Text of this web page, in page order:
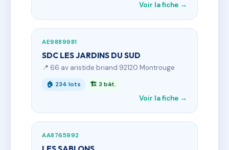
Voir la fiche →
AE9889981
SDC LES JARDINS DU SUD
📍 66 av aristide briand 92120 Montrouge
🏠 234 lots 🏗 3 bât.
Voir la fiche →
AA8765992